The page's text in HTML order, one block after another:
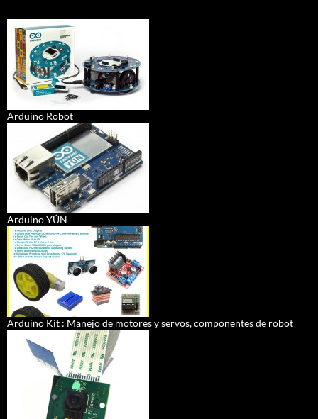
Arduino Robot
Arduino YÚN
Arduino Kit : Manejo de motores y servos, componentes de robot